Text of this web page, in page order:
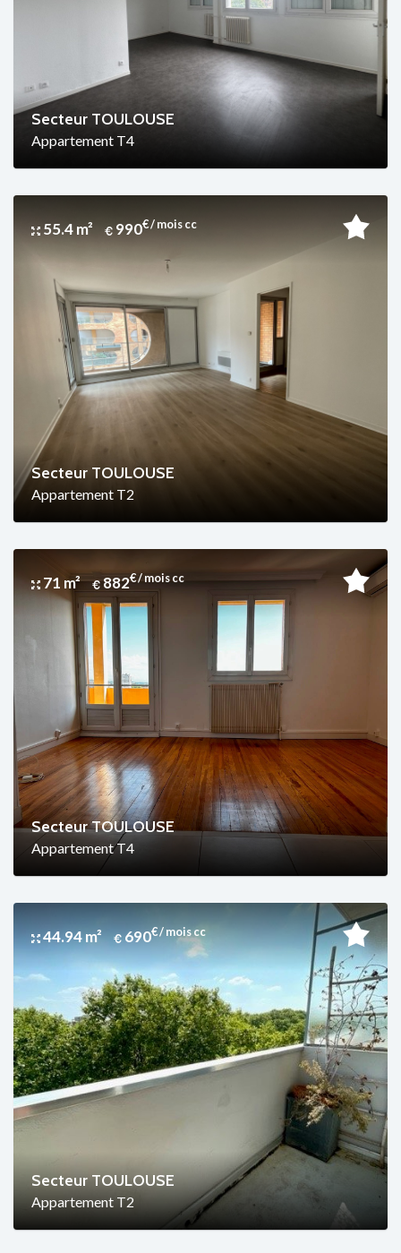
Secteur TOULOUSE
Appartement T4
55.4 m² 990€ / mois cc
Secteur TOULOUSE
Appartement T2
71 m² 882€ / mois cc
Secteur TOULOUSE
Appartement T4
44.94 m² 690€ / mois cc
Secteur TOULOUSE
Appartement T2